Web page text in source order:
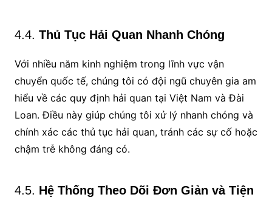
4.4. Thủ Tục Hải Quan Nhanh Chóng
Với nhiều năm kinh nghiệm trong lĩnh vực vận
chuyển quốc tế, chúng tôi có đội ngũ chuyên gia am
hiểu về các quy định hải quan tại Việt Nam và Đài
Loan. Điều này giúp chúng tôi xử lý nhanh chóng và
chính xác các thủ tục hải quan, tránh các sự cố hoặc
chậm trễ không đáng có.
4.5. Hệ Thống Theo Dõi Đơn Giản và Tiện